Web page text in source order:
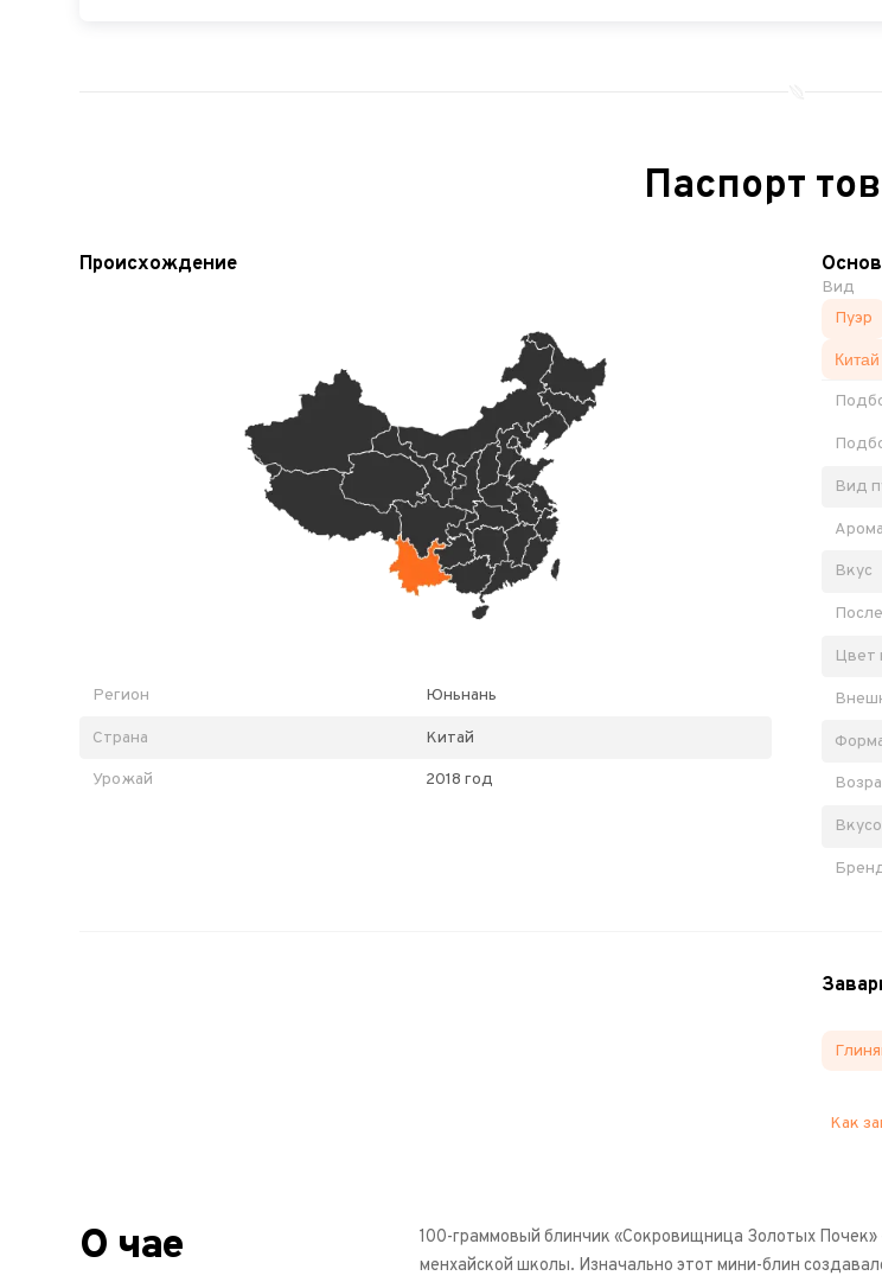
Паспорт
Происхождение
Регион Юньнань
Страна Китай
Урожай 2018 год
Вид
Пуэр
Китай
Вид
Вкус
Цвет
Как
О чае
100-граммовый блинчик «Сокровищница Золотых Почек»
менхайской школы. Изначально этот мини-блин